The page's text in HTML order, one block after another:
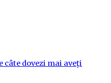
câte dovezi mai aveţi